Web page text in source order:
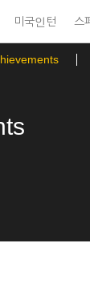
미국인턴 스